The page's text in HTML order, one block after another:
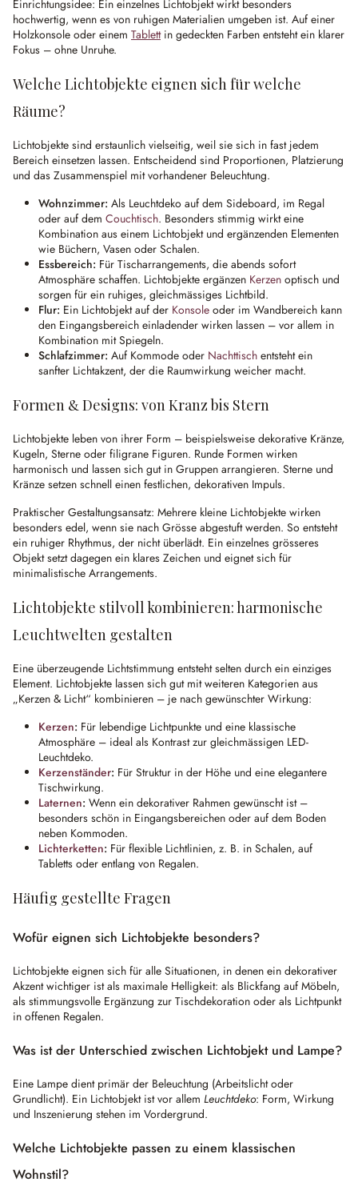
Einrichtungsidee: Ein einzelnes Lichtobjekt wirkt besonders
hochwertig, wenn es von ruhigen Materialien umgeben ist. Auf einer
Holzkonsole oder einem Tablettin gedeckten Farben entsteht ein klarer
Fokus – ohne Unruhe.
Welche Lichtobjekte eignen sich für welche
Räume?
Lichtobjekte sind erstaunlich vielseitig, weil sie sich in fast jedem
Bereich einsetzen lassen. Entscheidend sind Proportionen, Platzierung
und das Zusammenspiel mit vorhandener Beleuchtung.
Wohnzimmer: Als Leuchtdeko auf dem Sideboard, im Regal
oder auf dem Couchtisch. Besonders stimmig wirkt eine
Kombination aus einem Lichtobjekt und ergänzenden Elementen
wie Büchern, Vasen oder Schalen.
Essbereich: Für Tischarrangements, die abends sofort
Atmosphäre schaffen. Lichtobjekte ergänzen Kerzen optisch und
sorgen für ein ruhiges, gleichmässiges Lichtbild.
Flur: Ein Lichtobjekt auf der Konsole oder im Wandbereich kann
den Eingangsbereich einladender wirken lassen – vor allem in
Kombination mit Spiegeln.
Schlafzimmer: Auf Kommode oder Nachttisch entsteht ein
sanfter Lichtakzent, der die Raumwirkung weicher macht.
Formen & Designs: von Kranz bis Stern
Lichtobjekte leben von ihrer Form – beispielsweise dekorative Kränze,
Kugeln, Sterne oder filigrane Figuren. Runde Formen wirken
harmonisch und lassen sich gut in Gruppen arrangieren. Sterne und
Kränze setzen schnell einen festlichen, dekorativen Impuls.
Praktischer Gestaltungsansatz: Mehrere kleine Lichtobjekte wirken
besonders edel, wenn sie nach Grösse abgestuft werden. So entsteht
ein ruhiger Rhythmus, der nicht überlädt. Ein einzelnes grösseres
Objekt setzt dagegen ein klares Zeichen und eignet sich für
minimalistische Arrangements.
Lichtobjekte stilvoll kombinieren: harmonische
Leuchtwelten gestalten
Eine überzeugende Lichtstimmung entsteht selten durch ein einziges
Element. Lichtobjekte lassen sich gut mit weiteren Kategorien aus
„Kerzen & Licht“ kombinieren – je nach gewünschter Wirkung:
Kerzen: Für lebendige Lichtpunkte und eine klassische
Atmosphäre – ideal als Kontrast zur gleichmässigen LED-
Leuchtdeko.
Kerzenständer: Für Struktur in der Höhe und eine elegantere
Tischwirkung.
Laternen: Wenn ein dekorativer Rahmen gewünscht ist –
besonders schön in Eingangsbereichen oder auf dem Boden
neben Kommoden.
Lichterketten: Für flexible Lichtlinien, z. B. in Schalen, auf
Tabletts oder entlang von Regalen.
Häufig gestellte Fragen
Wofür eignen sich Lichtobjekte besonders?
Lichtobjekte eignen sich für alle Situationen, in denen ein dekorativer
Akzent wichtiger ist als maximale Helligkeit: als Blickfang auf Möbeln,
als stimmungsvolle Ergänzung zur Tischdekoration oder als Lichtpunkt
in offenen Regalen.
Was ist der Unterschied zwischen Lichtobjekt und Lampe?
Eine Lampe dient primär der Beleuchtung (Arbeitslicht oder
Grundlicht). Ein Lichtobjekt ist vor allem Leuchtdeko: Form, Wirkung
und Inszenierung stehen im Vordergrund.
Welche Lichtobjekte passen zu einem klassischen
Wohnstil?